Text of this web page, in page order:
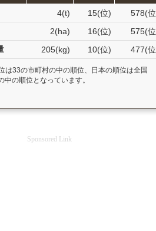
4(t) 15(位)
578(
2(ha) 16(位)
575(
205(kg) 10(位) 477(
は33の市町村の中の順位、日本の順位は全国
中の順位となっています。
Sponsored Link